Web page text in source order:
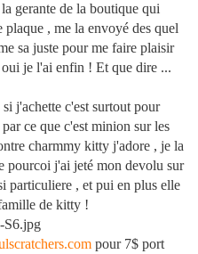
gerante de la boutique qui
plaque , me la envoyé des quel
sa juste pour me faire plaisir
je l'ai enfin ! Et que dire ...
j'achette c'est surtout pour
ce que c'est minion sur les
charmmy kitty j'adore , je la
pourcoi j'ai jeté mon devolu sur
particuliere , et pui en plus elle
de kitty !
pour 7$ port